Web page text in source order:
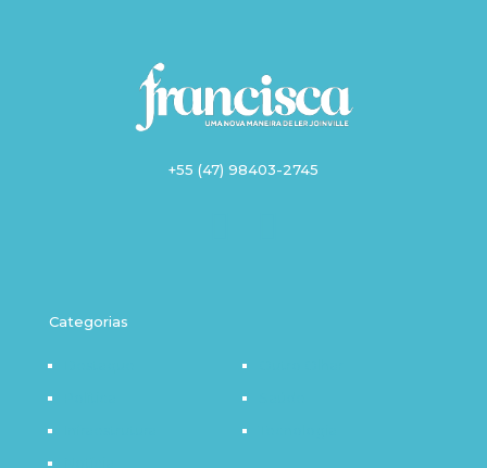
+55 (47) 98403-2745
Categorias